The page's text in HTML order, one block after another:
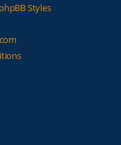
Styles